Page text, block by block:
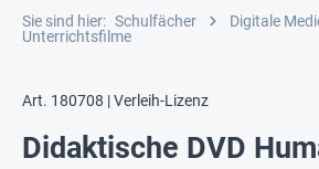
Sie sind hier: Schulfächer
Digitale
Unterrichtsfilme
Art. 180708 | Verleih-Lizenz
Didaktische DVD